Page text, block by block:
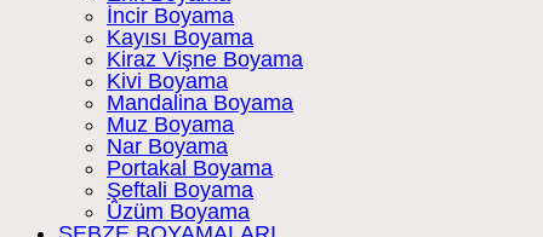
İncir Boyama
Kayısı Boyama
Kiraz Vişne Boyama
Kivi Boyama
Mandalina Boyama
Muz Boyama
Nar Boyama
Portakal Boyama
Şeftali Boyama
Üzüm Boyama